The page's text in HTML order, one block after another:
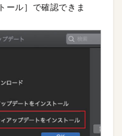
ル］で確認できま